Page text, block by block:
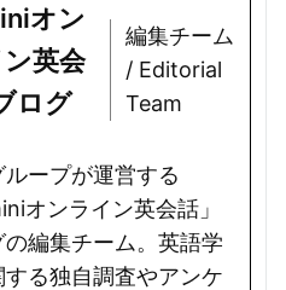
オン
英会
ログ
編集チーム
/ Editorial
Team
ープが運営する
オンライン英会話」
の編集チーム。英語学
する独自調査やアンケ